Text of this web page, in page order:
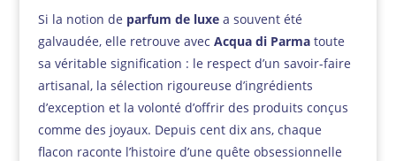
Si la notion de parfum de luxea souvent été
galvaudée, elle retrouve avec Acqua di Parmatoute
sa véritable signification : le respect d’un savoir-faire
artisanal, la sélection rigoureuse d’ingrédients
d’exception et la volonté d’offrir des produits conçus
comme des joyaux. Depuis cent dix ans, chaque
flacon raconte l’histoire d’une quête obsessionnelle